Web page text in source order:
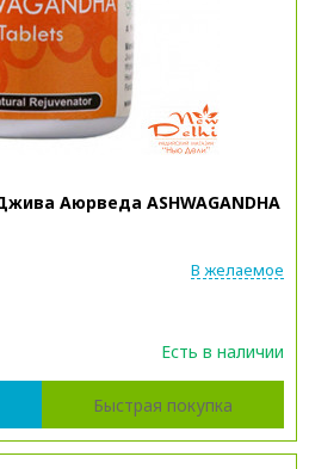
Аюрведа ASHWAGANDHA
В желаемое
Есть в наличии
Быстрая покупка